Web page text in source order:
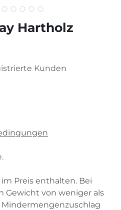
Hartholz
Kunden
Preis enthalten. Bei
Gewicht von weniger als